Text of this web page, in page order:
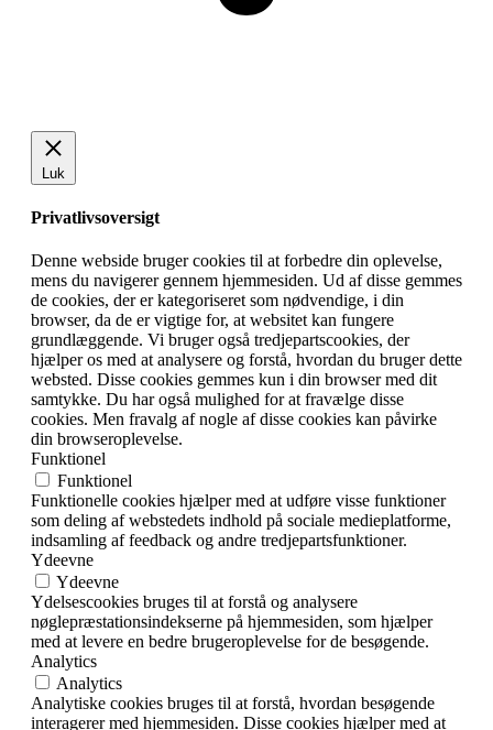
Luk
Privatlivsoversigt
Denne webside bruger cookies til at forbedre din oplevelse,
mens du navigerer gennem hjemmesiden. Ud af disse gemmes
de cookies, der er kategoriseret som nødvendige, i din
browser, da de er vigtige for, at websitet kan fungere
grundlæggende. Vi bruger også tredjepartscookies, der
hjælper os med at analysere og forstå, hvordan du bruger dette
websted. Disse cookies gemmes kun i din browser med dit
samtykke. Du har også mulighed for at fravælge disse
cookies. Men fravalg af nogle af disse cookies kan påvirke
din browseroplevelse.
Funktionel
Funktionel
Funktionelle cookies hjælper med at udføre visse funktioner
som deling af webstedets indhold på sociale medieplatforme,
indsamling af feedback og andre tredjepartsfunktioner.
Ydeevne
Ydeevne
Ydelsescookies bruges til at forstå og analysere
nøglepræstationsindekserne på hjemmesiden, som hjælper
med at levere en bedre brugeroplevelse for de besøgende.
Analytics
Analytics
Analytiske cookies bruges til at forstå, hvordan besøgende
interagerer med hjemmesiden. Disse cookies hjælper med at